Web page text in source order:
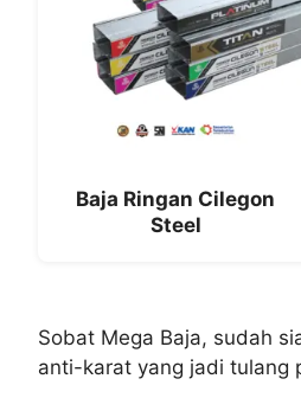
Baja Ringan Cilegon
Steel
Sobat Mega Baja, sudah
anti-karat yang jadi tulang